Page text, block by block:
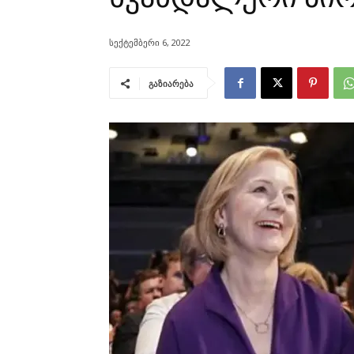
სექტემბერი 6, 2022
გაზიარება